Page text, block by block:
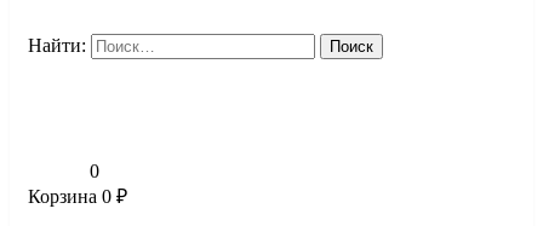
Найти:
0
Корзина 0 ₽